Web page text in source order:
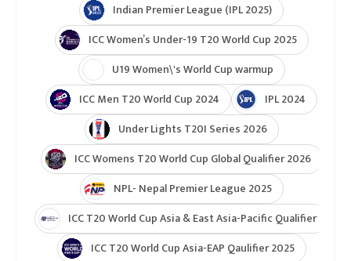
Indian Premier League (IPL 2025)
ICC Women’s Under-19 T20 World Cup 2025
U19 Women\'s World Cup warmup
ICC Men T20 World Cup 2024
IPL 2024
Under Lights T20I Series 2026
ICC Womens T20 World Cup Global Qualifier 2026
NPL- Nepal Premier League 2025
ICC T20 World Cup Asia & East Asia-Pacific Qualifier
ICC T20 World Cup Asia-EAP Qaulifier 2025